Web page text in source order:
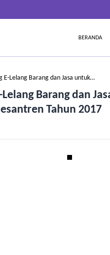
BERANDA
E-Lelang Barang dan Jasa untuk…
Barang dan
Tahun 2017